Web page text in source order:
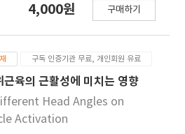
로), 17%(1.8점에서 2.1점으로)
점으로)가 증가되었다. 수중 강제
강제유도 운동치료 후 측정된
료과정 동안 강제유도운동치료를
적용한 결과, 강제유도운동치
muscle. Eighty healthy
the pennation angle of the
was measured by
imaging (USI). Both ROM
were recorded before
4,000원 구매하기
구독 인증기관 무료, 개인회원 유료
근육의 근활성에 미치는 영향
Head Angles on
Activation